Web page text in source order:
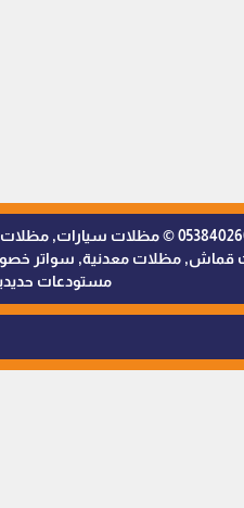
ظلال التميز للمظلات والسواتر
مظلات معدنية, سواتر
مستودعات